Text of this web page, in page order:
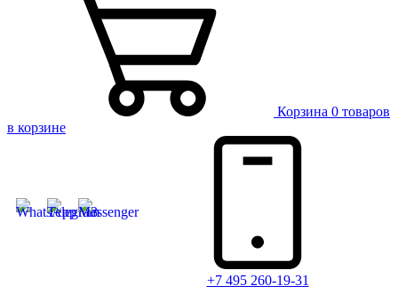
Корзина 0 товаров
в корзине
+7 495 260-19-31